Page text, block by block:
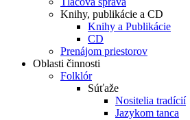
Knihy, publikácie a CD
Knihy a Publikácie
CD
Prenájom priestorov
Oblasti činnosti
Folklór
Súťaže
Nositelia tradícií
Jazykom tanca